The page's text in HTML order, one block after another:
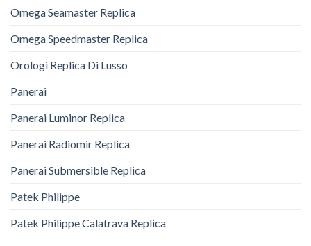
Omega Seamaster Replica
Omega Speedmaster Replica
Orologi Replica Di Lusso
Panerai
Panerai Luminor Replica
Panerai Radiomir Replica
Panerai Submersible Replica
Patek Philippe
Patek Philippe Calatrava Replica